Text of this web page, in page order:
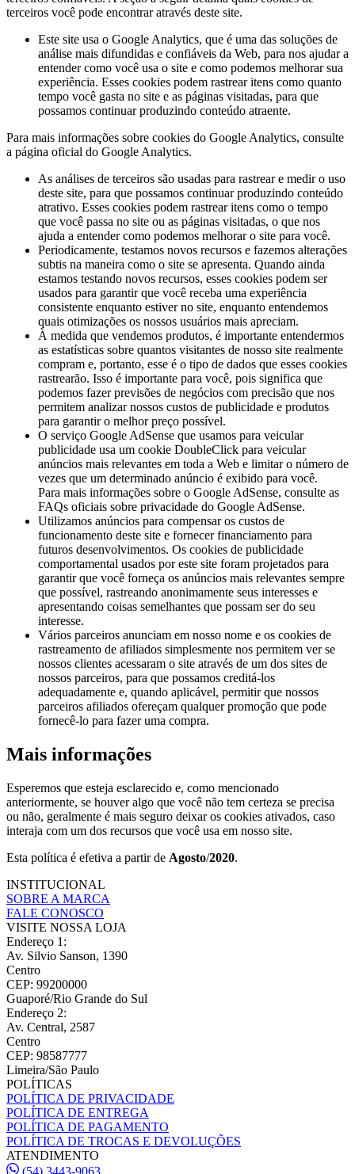
terceiros você pode encontrar através deste site.
Este site usa o Google Analytics, que é uma das soluções de
análise mais difundidas e confiáveis ​​da Web, para nos ajudar a
entender como você usa o site e como podemos melhorar sua
experiência. Esses cookies podem rastrear itens como quanto
tempo você gasta no site e as páginas visitadas, para que
possamos continuar produzindo conteúdo atraente.
Para mais informações sobre cookies do Google Analytics, consulte
a página oficial do Google Analytics.
As análises de terceiros são usadas para rastrear e medir o uso
deste site, para que possamos continuar produzindo conteúdo
atrativo. Esses cookies podem rastrear itens como o tempo
que você passa no site ou as páginas visitadas, o que nos
ajuda a entender como podemos melhorar o site para você.
Periodicamente, testamos novos recursos e fazemos alterações
subtis na maneira como o site se apresenta. Quando ainda
estamos testando novos recursos, esses cookies podem ser
usados ​​para garantir que você receba uma experiência
consistente enquanto estiver no site, enquanto entendemos
quais otimizações os nossos usuários mais apreciam.
À medida que vendemos produtos, é importante entendermos
as estatísticas sobre quantos visitantes de nosso site realmente
compram e, portanto, esse é o tipo de dados que esses cookies
rastrearão. Isso é importante para você, pois significa que
podemos fazer previsões de negócios com precisão que nos
permitem analizar nossos custos de publicidade e produtos
para garantir o melhor preço possível.
O serviço Google AdSense que usamos para veicular
publicidade usa um cookie DoubleClick para veicular
anúncios mais relevantes em toda a Web e limitar o número de
vezes que um determinado anúncio é exibido para você.
Para mais informações sobre o Google AdSense, consulte as
FAQs oficiais sobre privacidade do Google AdSense.
Utilizamos anúncios para compensar os custos de
funcionamento deste site e fornecer financiamento para
futuros desenvolvimentos. Os cookies de publicidade
comportamental usados ​​por este site foram projetados para
garantir que você forneça os anúncios mais relevantes sempre
que possível, rastreando anonimamente seus interesses e
apresentando coisas semelhantes que possam ser do seu
interesse.
Vários parceiros anunciam em nosso nome e os cookies de
rastreamento de afiliados simplesmente nos permitem ver se
nossos clientes acessaram o site através de um dos sites de
nossos parceiros, para que possamos creditá-los
adequadamente e, quando aplicável, permitir que nossos
parceiros afiliados ofereçam qualquer promoção que pode
fornecê-lo para fazer uma compra.
Mais informações
Esperemos que esteja esclarecido e, como mencionado
anteriormente, se houver algo que você não tem certeza se precisa
ou não, geralmente é mais seguro deixar os cookies ativados, caso
interaja com um dos recursos que você usa em nosso site.
Esta política é efetiva a partir de Agosto/2020.
INSTITUCIONAL
SOBRE A MARCA
FALE CONOSCO
VISITE NOSSA LOJA
Endereço 1 :
Av. Silvio Sanson, 1390
Centro
CEP: 99200000
Guaporé/Rio Grande do Sul
Endereço 2:
Av. Central, 2587
Centro
CEP: 98587777
Limeira/São Paulo
POLÍTICAS
POLÍTICA DE PRIVACIDADE
POLÍTICA DE ENTREGA
POLÍTICA DE PAGAMENTO
POLÍTICA DE TROCAS E DEVOLUÇÕES
ATENDIMENTO
(54) 3443-9063